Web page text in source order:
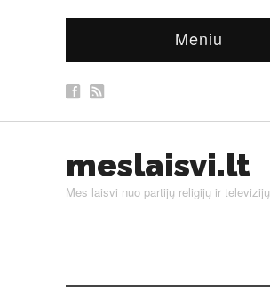
Meniu
meslaisvi.lt
Mes laisvi nuo partijų religijų ir televizijų